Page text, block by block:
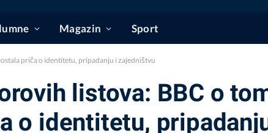
Magazin Sport
priča o identitetu, pripadanju i zajedništvu
listova: BBC o
o identitetu,